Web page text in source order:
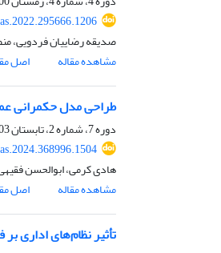
صدیقه رضاییان فردویی،
مشاهده مقاله
اصل
طراحی مدل حکمرانی
دوره 7، شماره 2، تابستان 1403، صفحه
هادی کرمی، ابوالحسن
مشاهده مقاله
اصل
تأثیر نظام‌های اداری